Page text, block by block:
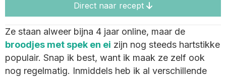
Direct naar recept
Ze staan alweer bijna 4 jaar online, maar de
broodjes met spek en ei zijn nog steeds hartstikke
populair. Snap ik best, want ik maak ze zelf ook
nog regelmatig. Inmiddels heb ik al verschillende